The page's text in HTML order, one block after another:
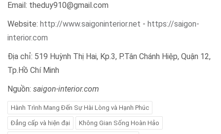
Email: theduy910@gmail.com
Website: http://www.saigoninterior.net - https://saigon-
interior.com
Địa chỉ: 519 Huỳnh Thị Hai, Kp.3, P.Tân Chánh Hiệp, Quận 12,
Tp.Hồ Chí Minh
Nguồn: saigon-interior.com
Hành Trình Mang Đến Sự Hài Lòng và Hạnh Phúc
Đẳng cấp và hiện đại Không Gian Sống Hoàn Hảo